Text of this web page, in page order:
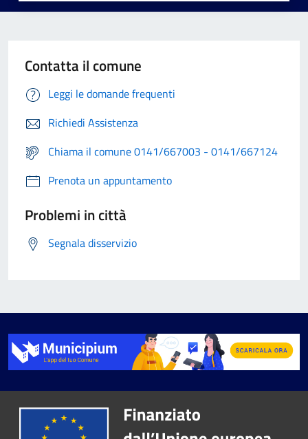
Contatta il comune
Leggi le domande frequenti
Richiedi Assistenza
Chiama il comune 0141/667003 - 0141/667124
Prenota un appuntamento
Problemi in città
Segnala disservizio